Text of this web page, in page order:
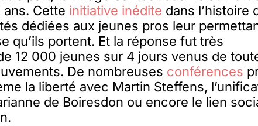
Cette initiative inédite dans l’histoire
dédiées aux jeunes pros leur
qu’ils portent. Et la réponse fut très
12 000 jeunes sur 4 jours venus de
De nombreuses conférences
la liberté avec Martin Steffens,
de Boiresdon ou encore le lien